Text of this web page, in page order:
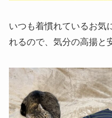
いつも着慣れているお気
れるので、気分の高揚と